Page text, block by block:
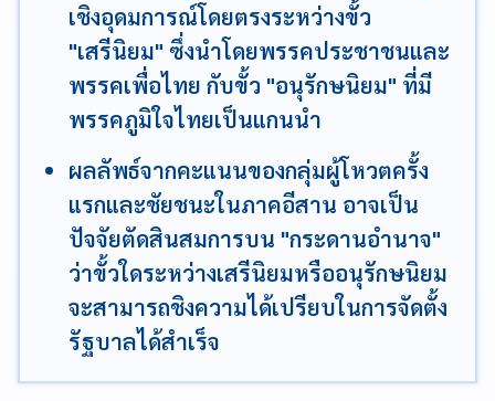
เชิงอุดมการณ์โดยตรงระหว่างขั้ว
"เสรีนิยม" ซึ่งนำโดยพรรคประชาชนและ
พรรคเพื่อไทย กับขั้ว "อนุรักษนิยม" ที่มี
พรรคภูมิใจไทยเป็นแกนนำ
ผลลัพธ์จากคะแนนของกลุ่มผู้โหวตครั้ง
แรกและชัยชนะในภาคอีสาน อาจเป็น
ปัจจัยตัดสินสมการบน "กระดานอำนาจ"
ว่าขั้วใดระหว่างเสรีนิยมหรืออนุรักษนิยม
จะสามารถชิงความได้เปรียบในการจัดตั้ง
รัฐบาลได้สำเร็จ